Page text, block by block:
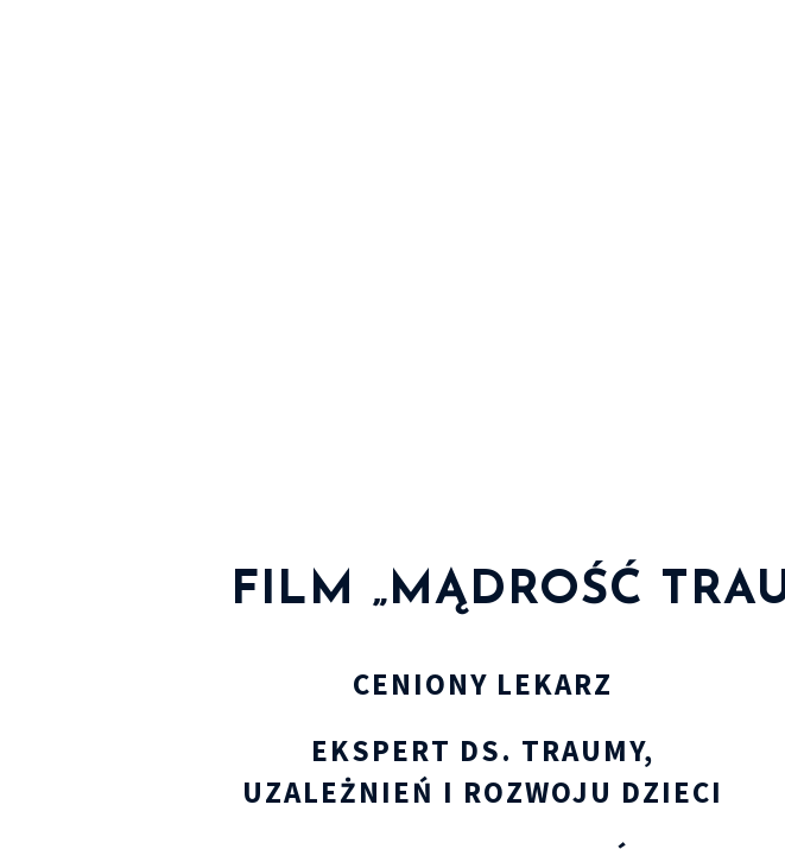
FILM „MĄDROŚĆ
CENIONY LEKARZ
EKSPERT DS. TRAUMY,
UZALEŻNIEŃ I ROZWOJU DZIECI